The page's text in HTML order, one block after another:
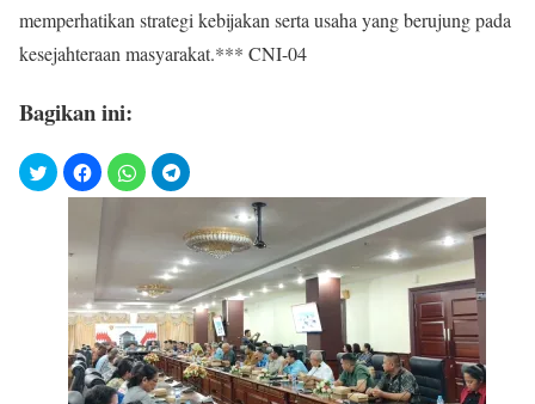
memperhatikan strategi kebijakan serta usaha yang berujung pada
kesejahteraan masyarakat.*** CNI-04
Bagikan ini: